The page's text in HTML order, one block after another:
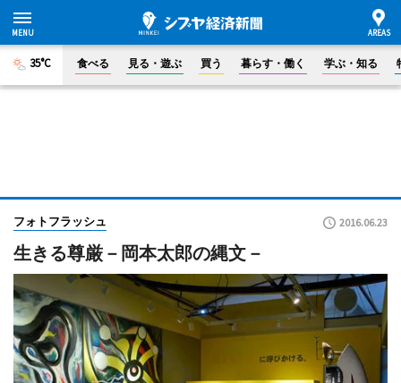
35°C 食べる 見る・遊ぶ 買う 暮らす・働く 学ぶ・知る
フォトフラッシュ 2016.06.23
生きる尊厳－岡本太郎の縄文－